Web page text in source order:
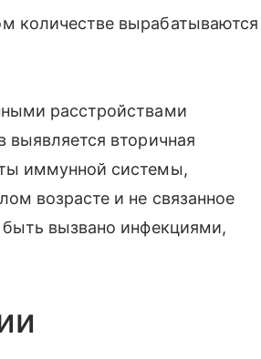
количестве вырабатываются
расстройствами
вторичная
иммунной системы,
возрасте и не связанное
вызвано инфекциями,